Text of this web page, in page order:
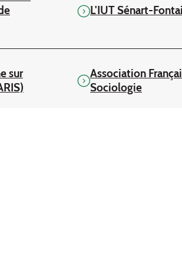
L'IUT Sénart-
sur
Association
Sociologie